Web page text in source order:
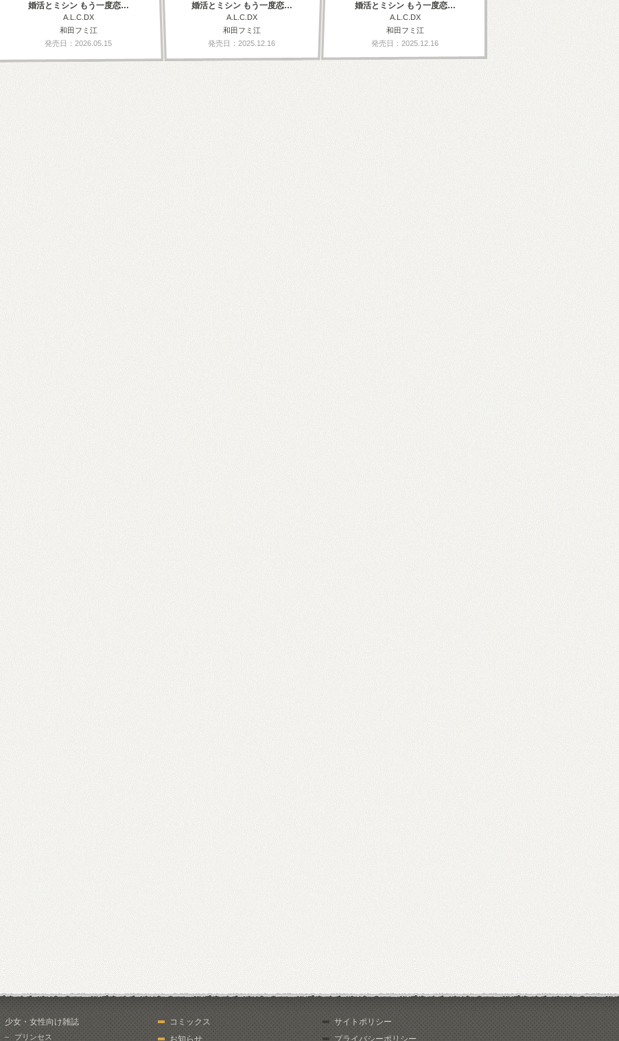
婚活とミシン もう一度恋…
A.L.C.DX
和田フミ江
発売日：2026.05.15
婚活とミシン もう一度恋…
A.L.C.DX
和田フミ江
発売日：2025.12.16
婚活とミシン もう一度恋…
A.L.C.DX
和田フミ江
発売日：2025.12.16
少女・女性向け雑誌
プリンセス
コミックス
お知らせ
サイトポリシー
プライバシーポリシー